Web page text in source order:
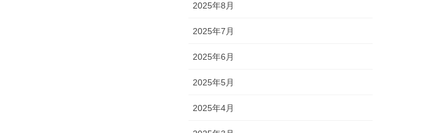
2025年8月
2025年7月
2025年6月
2025年5月
2025年4月